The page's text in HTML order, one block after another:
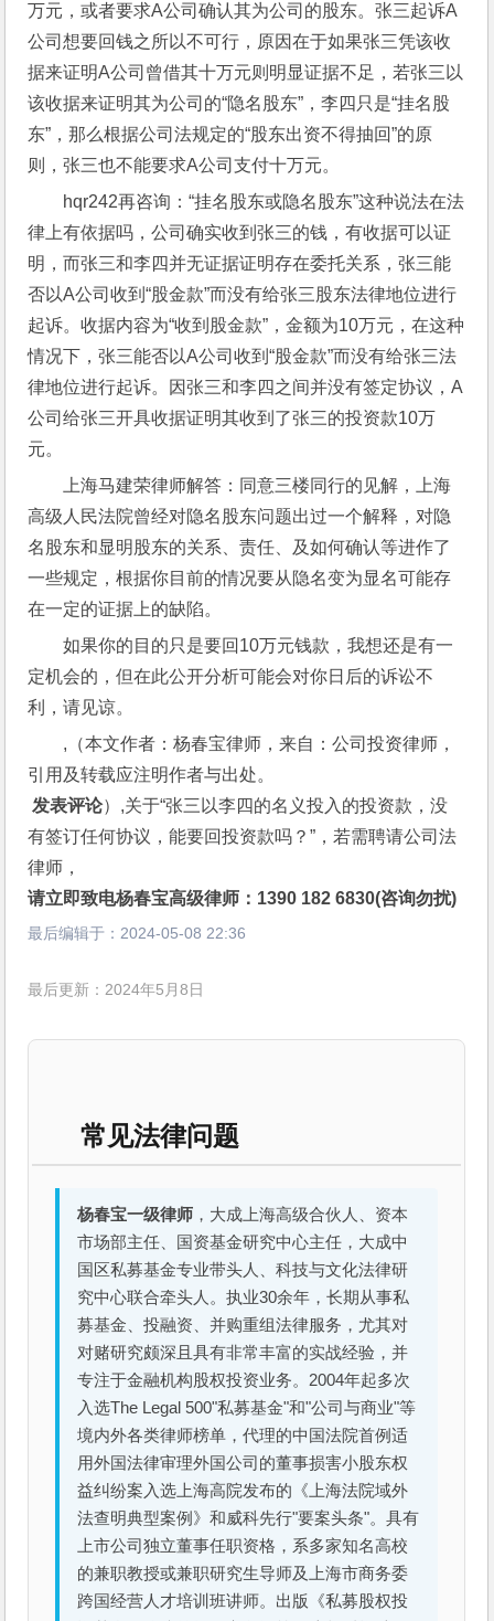
万元，或者要求A公司确认其为公司的股东。张三起诉A
公司想要回钱之所以不可行，原因在于如果张三凭该收
据来证明A公司曾借其十万元则明显证据不足，若张三以
该收据来证明其为公司的“隐名股东”，李四只是“挂名股
东”，那么根据公司法规定的“股东出资不得抽回”的原
则，张三也不能要求A公司支付十万元。
hqr242再咨询：“挂名股东或隐名股东”这种说法在法
律上有依据吗，公司确实收到张三的钱，有收据可以证
明，而张三和李四并无证据证明存在委托关系，张三能
否以A公司收到“股金款”而没有给张三股东法律地位进行
起诉。收据内容为“收到股金款”，金额为10万元，在这种
情况下，张三能否以A公司收到“股金款”而没有给张三法
律地位进行起诉。因张三和李四之间并没有签定协议，A
公司给张三开具收据证明其收到了张三的投资款10万
元。
上海马建荣律师解答：同意三楼同行的见解，上海
高级人民法院曾经对隐名股东问题出过一个解释，对隐
名股东和显明股东的关系、责任、及如何确认等进作了
一些规定，根据你目前的情况要从隐名变为显名可能存
在一定的证据上的缺陷。
如果你的目的只是要回10万元钱款，我想还是有一
定机会的，但在此公开分析可能会对你日后的诉讼不
利，请见谅。
,（本文作者：杨春宝律师，来自：公司投资律师，
引用及转载应注明作者与出处。
发表评论）,关于“张三以李四的名义投入的投资款，没
有签订任何协议，能要回投资款吗？”，若需聘请公司法
律师，
请立即致电杨春宝高级律师：1390 182 6830(咨询勿扰)
最后编辑于： 2024-05-08 22:36
最后更新：2024年5月8日
常见法律问题
杨春宝一级律师 ，大成上海高级合伙人、资本
市场部主任、国资基金研究中心主任，大成中
国区私募基金专业带头人、科技与文化法律研
究中心联合牵头人。执业30余年，长期从事私
募基金、投融资、并购重组法律服务，尤其对
对赌研究颇深且具有非常丰富的实战经验，并
专注于金融机构股权投资业务。2004年起多次
入选The Legal 500"私募基金"和"公司与商业"等
境内外各类律师榜单，代理的中国法院首例适
用外国法律审理外国公司的董事损害小股东权
益纠纷案入选上海高院发布的《上海法院域外
法查明典型案例》和威科先行"要案头条"。具有
上市公司独立董事任职资格，系多家知名高校
的兼职教授或兼职研究生导师及上海市商务委
跨国经营人才培训班讲师。出版《私募股权投